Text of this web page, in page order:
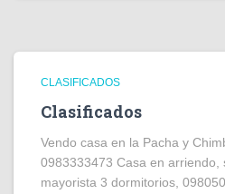
CLASIFICADOS
Clasificados
Vendo casa en la Pacha y
0983333473 Casa en arriendo,
mayorista 3 dormitorios,